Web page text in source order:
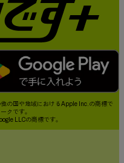
の国や地域におけるApple Inc.の商標で
クです。
LLCの商標です。